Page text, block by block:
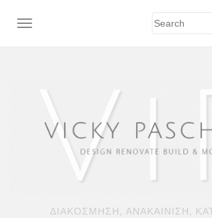
TOGGLE NAVIGATION
ΔΙΑΚΟΣΜΗΣΗ, ΑΝΑΚΑΙΝΙΣΗ,